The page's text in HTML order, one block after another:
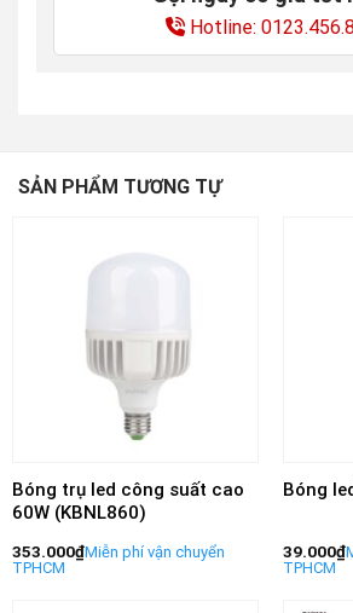
Hotline:
SẢN PHẨM TƯƠNG TỰ
Bóng trụ led công suất cao
60W (KBNL860)
353.000₫
Bóng
39.000₫